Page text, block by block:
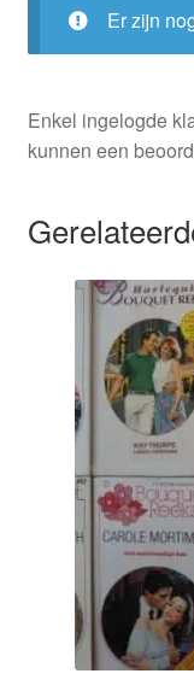
Er zijn
Enkel ingelogde
kunnen een